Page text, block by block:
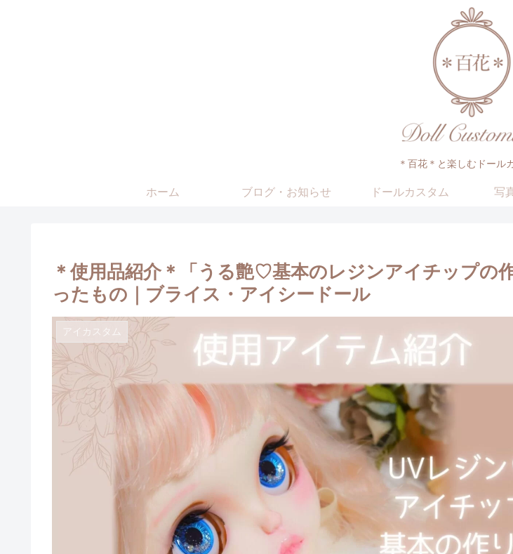
＊百花＊と楽しむドール
ホーム ブログ・お知らせ ドールカスタム 写
＊使用品紹介＊「うる艶♡基本のレジンアイチップの
ったもの｜ブライス・アイシードール
アイカスタム